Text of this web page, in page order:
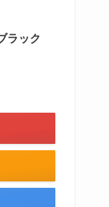
ラック